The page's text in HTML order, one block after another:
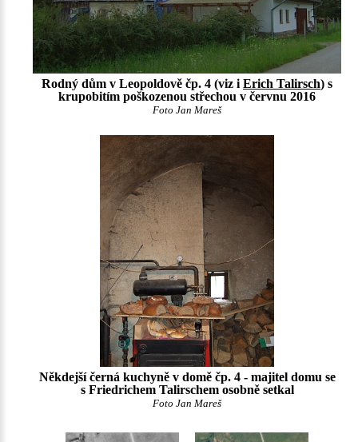
Rodný dům v Leopoldově čp. 4 (viz i Erich Talirsch) s
krupobitím poškozenou střechou v červnu 2016
Foto Jan Mareš
Někdejší černá kuchyně v domě čp. 4 - majitel domu se
s Friedrichem Talirschem osobně setkal
Foto Jan Mareš